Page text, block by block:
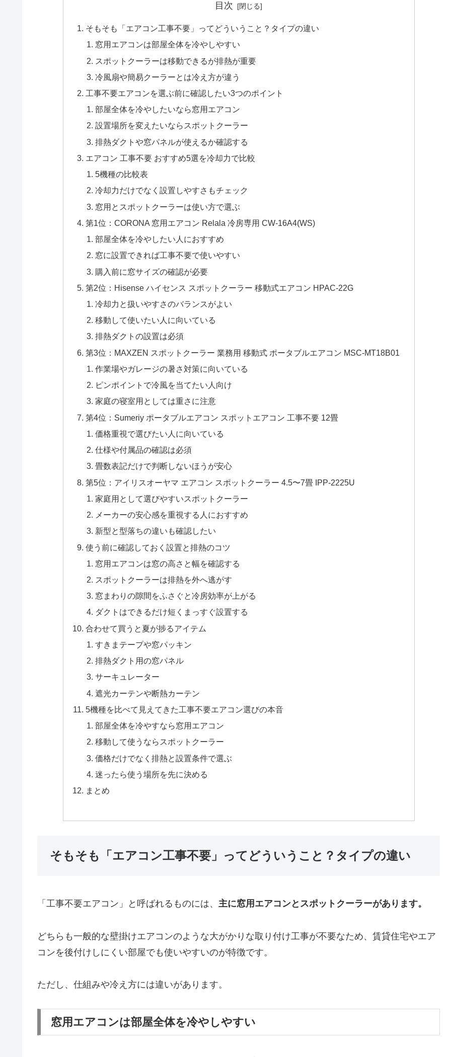
目次
そもそも「エアコン工事不要」ってどういうこと？タイプの違い
窓用エアコンは部屋全体を冷やしやすい
スポットクーラーは移動できるが排熱が重要
冷風扇や簡易クーラーとは冷え方が違う
工事不要エアコンを選ぶ前に確認したい3つのポイント
部屋全体を冷やしたいなら窓用エアコン
設置場所を変えたいならスポットクーラー
排熱ダクトや窓パネルが使えるか確認する
エアコン 工事不要 おすすめ5選を冷却力で比較
5機種の比較表
冷却力だけでなく設置しやすさもチェック
窓用とスポットクーラーは使い方で選ぶ
第1位：CORONA 窓用エアコン Relala 冷房専用 CW-16A4(WS)
部屋全体を冷やしたい人におすすめ
窓に設置できれば工事不要で使いやすい
購入前に窓サイズの確認が必要
第2位：Hisense ハイセンス スポットクーラー 移動式エアコン HPAC-22G
冷却力と扱いやすさのバランスがよい
移動して使いたい人に向いている
排熱ダクトの設置は必須
第3位：MAXZEN スポットクーラー 業務用 移動式 ポータブルエアコン MSC-MT18B01
作業場やガレージの暑さ対策に向いている
ピンポイントで冷風を当てたい人向け
家庭の寝室用としては重さに注意
第4位：Sumeriy ポータブルエアコン スポットエアコン 工事不要 12畳
価格重視で選びたい人に向いている
仕様や付属品の確認は必須
畳数表記だけで判断しないほうが安心
第5位：アイリスオーヤマ エアコン スポットクーラー 4.5〜7畳 IPP-2225U
家庭用として選びやすいスポットクーラー
メーカーの安心感を重視する人におすすめ
新型と型落ちの違いも確認したい
使う前に確認しておく設置と排熱のコツ
窓用エアコンは窓の高さと幅を確認する
スポットクーラーは排熱を外へ逃がす
窓まわりの隙間をふさぐと冷房効率が上がる
ダクトはできるだけ短くまっすぐ設置する
合わせて買うと夏が捗るアイテム
すきまテープや窓パッキン
排熱ダクト用の窓パネル
サーキュレーター
遮光カーテンや断熱カーテン
5機種を比べて見えてきた工事不要エアコン選びの本音
部屋全体を冷やすなら窓用エアコン
移動して使うならスポットクーラー
価格だけでなく排熱と設置条件で選ぶ
迷ったら使う場所を先に決める
まとめ
そもそも「エアコン工事不要」ってどういうこと？タイプの違い
「工事不要エアコン」と呼ばれるものには、 主に窓用エアコンとスポットクーラーがあります。
どちらも一般的な壁掛けエアコンのような大がかりな取り付け工事が不要なため、賃貸住宅やエア
コンを後付けしにくい部屋でも使いやすいのが特徴です。
ただし、仕組みや冷え方には違いがあります。
窓用エアコンは部屋全体を冷やしやすい